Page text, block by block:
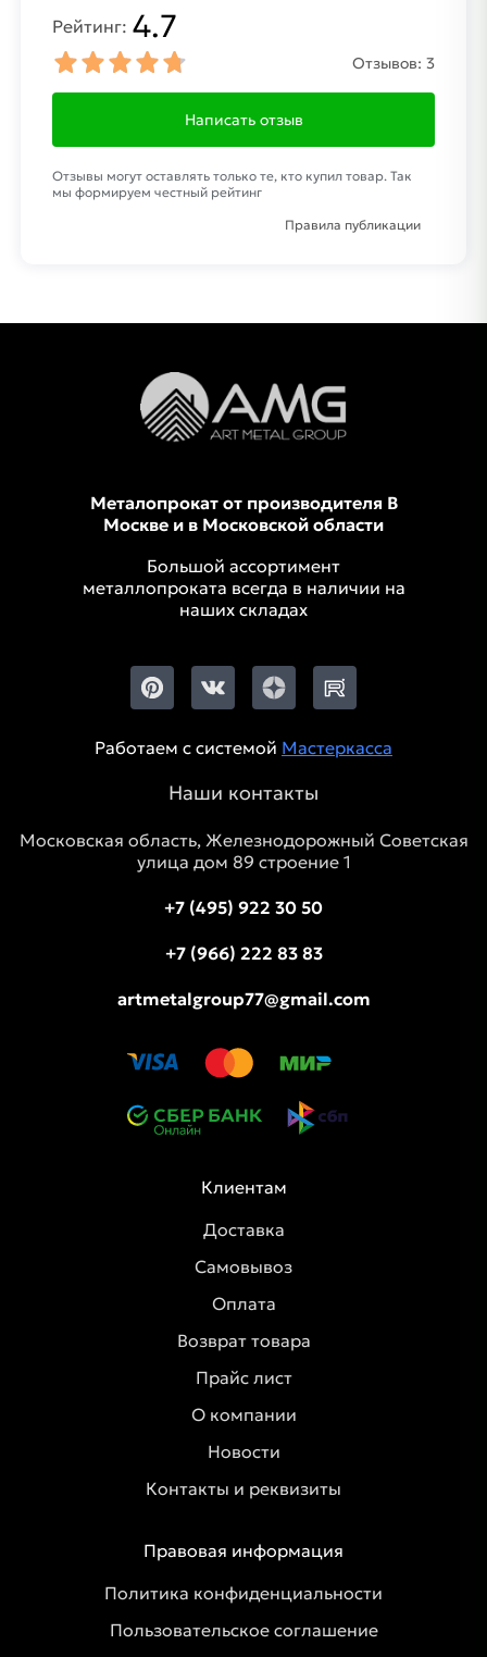
Рейтинг: 4.7
Отзывов: 3
Написать отзыв
Отзывы могут оставлять только те, кто купил товар. Так
мы формируем честный рейтинг
Правила публикации
Металопрокат от производителя В
Москве и в Московской области
Большой ассортимент
металлопроката всегда в наличии на
наших складах
Работаем с системой Мастеркасса
Наши контакты
Московская область, Железнодорожный Советская
улица дом 89 строение 1
+7 (495) 922 30 50
+7 (966) 222 83 83
artmetalgroup77@gmail.com
Клиентам
Доставка
Самовывоз
Оплата
Возврат товара
Прайс лист
О компании
Новости
Контакты и реквизиты
Правовая информация
Политика конфиденциальности
Пользовательское соглашение